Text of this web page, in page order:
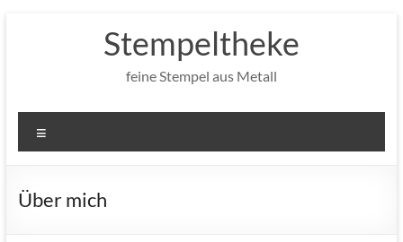
Stempeltheke
feine Stempel aus Metall
Über mich